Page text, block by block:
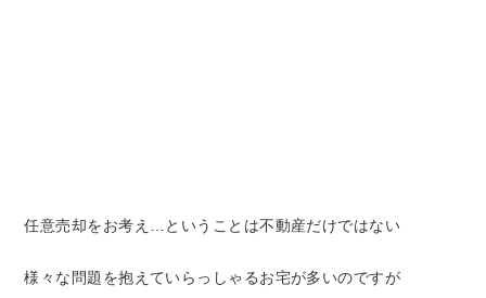
任意売却をお考え…ということは不動産だけではない
様々な問題を抱えていらっしゃるお宅が多いのですが